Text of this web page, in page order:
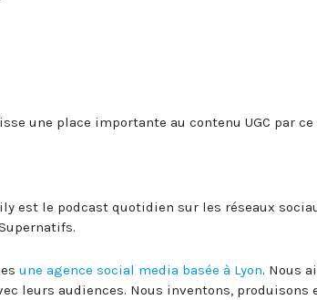
une place importante au contenu UGC par
est le podcast quotidien sur les réseaux
une agence social media basée à Lyon. Nous
leurs audiences. Nous inventons,